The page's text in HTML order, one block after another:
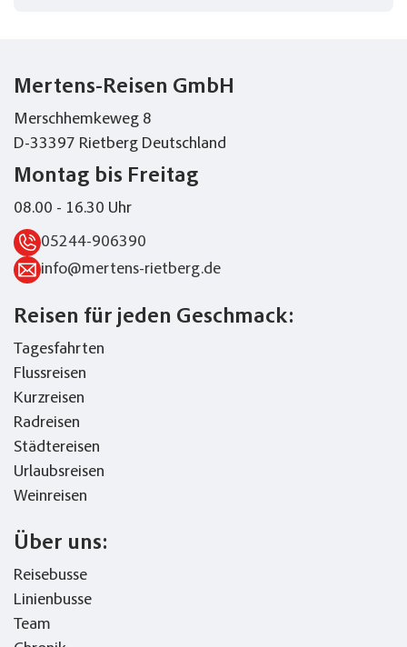
Mertens-Reisen GmbH
Merschhemkeweg 8
D-33397 Rietberg Deutschland
Montag bis Freitag
08.00 - 16.30 Uhr
05244-906390
info@mertens-rietberg.de
Reisen für jeden Geschmack:
Tagesfahrten
Flussreisen
Kurzreisen
Radreisen
Städtereisen
Urlaubsreisen
Weinreisen
Über uns:
Reisebusse
Linienbusse
Team